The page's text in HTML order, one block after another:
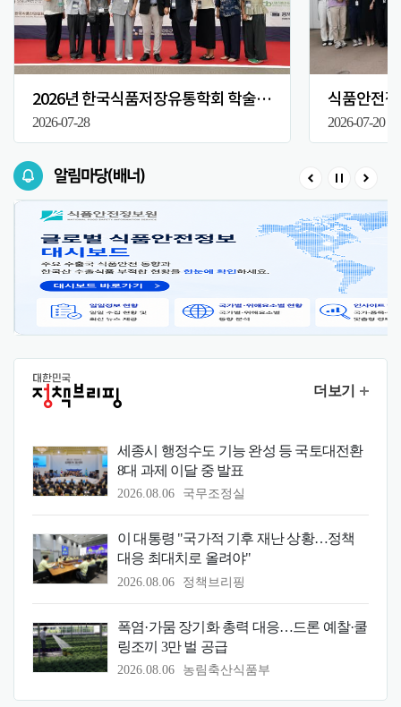
2026년 한국식품저장유통학회 학술대회
2026-07-28
식품안전
2026-07-20
알림마당(배너)